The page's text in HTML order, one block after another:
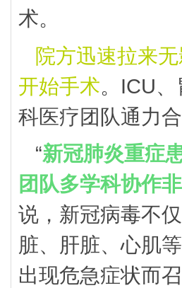
术。
院方迅速拉来
开始手术。ICU
科医疗团队通力
“新冠肺炎重症
团队多学科协作非
说，新冠病毒不
脏、肝脏、心肌
出现危急症状而